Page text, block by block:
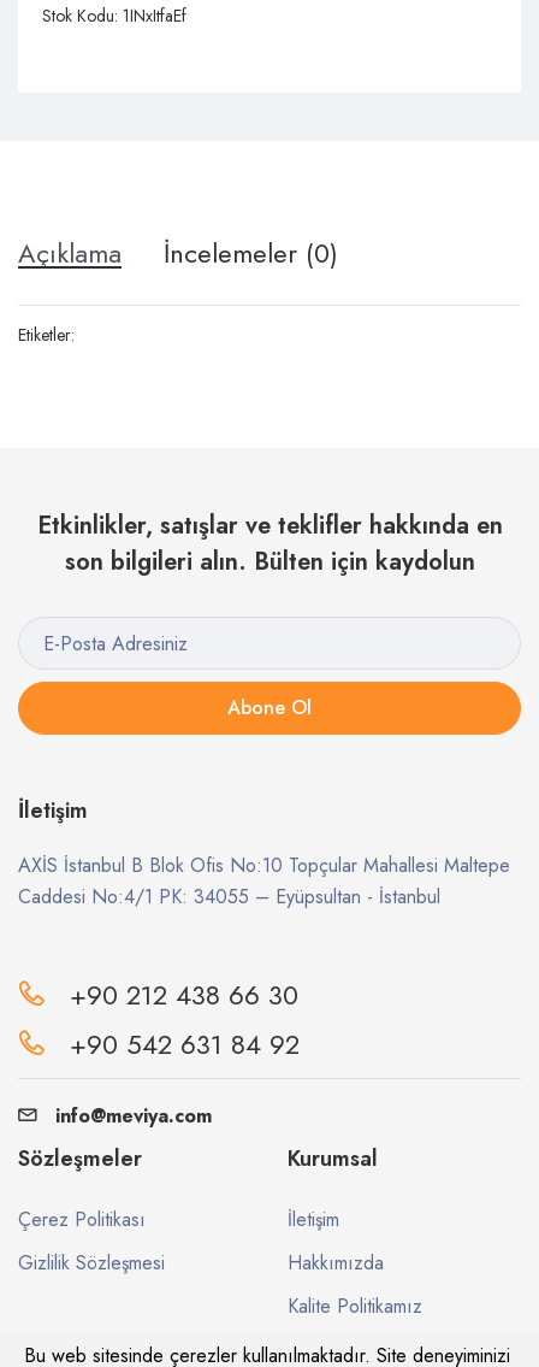
Stok Kodu: 1INxItfaEf
Açıklama İncelemeler (0)
Etiketler:
Etkinlikler, satışlar ve teklifler hakkında en
son bilgileri alın. Bülten için kaydolun
Abone Ol
İletişim
AXİS İstanbul B Blok Ofis No:10 Topçular Mahallesi Maltepe
Caddesi No:4/1 PK: 34055 – Eyüpsultan - İstanbul
+90 212 438 66 30
+90 542 631 84 92
info@meviya.com
Sözleşmeler
Çerez Politikası
Gizlilik Sözleşmesi
Kurumsal
İletişim
Hakkımızda
Kalite Politikamız
Bu web sitesinde çerezler kullanılmaktadır. Site deneyiminizi